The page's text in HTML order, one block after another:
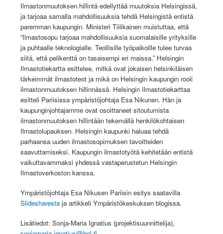
Ilmastonmuutoksen hillintä edellyttää muutoksia Helsingissä,
ja tarjoaa samalla mahdollisuuksia tehdä Helsingistä entistä
paremman kaupungin. Ministeri Tiilikainen muistuttaa, että
“Ilmastosopu tarjoaa mahdollisuuksia suomalaisille yrityksille
ja puhtaalle teknologialle. Teollisille työpaikoille tulee turvaa
siitä, että pelikenttä on tasaisempi eri maissa.” Helsingin
Ilmastotiekartta esittelee, mitkä ovat jokaisen helsinkiläisen
tärkeimmät ilmastoteot ja mikä on Helsingin kaupungin rooli
ilmastonmuutoksen hillinnässä. Helsingin Ilmastotiekarttaa
esitteli Pariisissa ympäristöjohtaja Esa Nikunen. Hän ja
kaupunginjohtajamme ovat osoittaneet sitoutumista
ilmastonmuutoksen hillintään tekemällä henkilökohtaisen
Ilmastolupauksen. Helsingin kaupunki haluaa tehdä
parhaansa uuden ilmastosopimuksen tavoitteiden
saavuttamiseksi. Kaupungin ilmastotyötä kehitetään entistä
vaikuttavammaksi yhdessä vastaperustetun Helsingin
Ilmastoverkoston kanssa.
Ympäristöjohtaja Esa Nikusen Pariisin esitys saatavilla
Slidesharestaja artikkeli Ympäristökeskuksen blogissa.
Lisätiedot: Sonja-Maria Ignatius (projektisuunnittelija),